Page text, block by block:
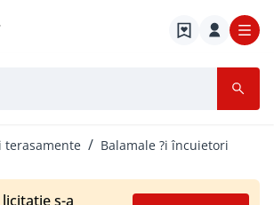
terasamente Balamale ?i încuietori
s-a